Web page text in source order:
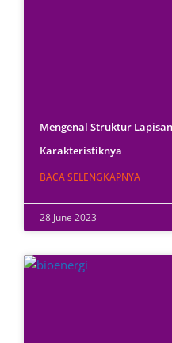
Mengenal Struktur
Karakteristiknya
BACA SELENGKAPNYA
28 June 2023